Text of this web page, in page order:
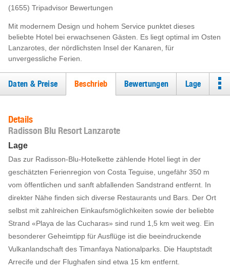
(1655) Tripadvisor Bewertungen
Mit modernem Design und hohem Service punktet dieses
beliebte Hotel bei erwachsenen Gästen. Es liegt optimal im Osten
Lanzarotes, der nördlichsten Insel der Kanaren, für
unvergessliche Ferien.
Daten & Preise Beschrieb Bewertungen Lage
Details
Radisson Blu Resort Lanzarote
Lage
Das zur Radisson-Blu-Hotelkette zählende Hotel liegt in der
geschätzten Ferienregion von Costa Teguise, ungefähr 350 m
vom öffentlichen und sanft abfallenden Sandstrand entfernt. In
direkter Nähe finden sich diverse Restaurants und Bars. Der Ort
selbst mit zahlreichen Einkaufsmöglichkeiten sowie der beliebte
Strand «Playa de las Cucharas» sind rund 1,5 km weit weg. Ein
besonderer Geheimtipp für Ausflüge ist die beeindruckende
Vulkanlandschaft des Timanfaya Nationalparks. Die Hauptstadt
Arrecife und der Flughafen sind etwa 15 km entfernt.